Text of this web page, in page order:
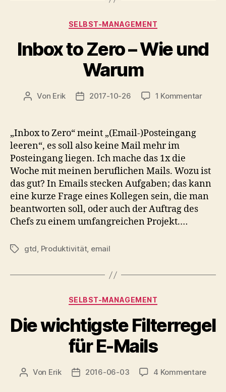
Kategorien
SELBST-MANAGEMENT
Inbox to Zero – Wie und
Warum
Beitragsautor
Von Erik Veröffentlichungsdatum
2017-10-26 1 Kommentarzu
„Inbox to Zero“ meint „(Email-)Posteingang
leeren“, es soll also keine Mail mehr im
Posteingang liegen. Ich mache das 1x die
Woche mit meinen beruflichen Mails. Wozu ist
das gut? In Emails stecken Aufgaben; das kann
eine kurze Frage eines Kollegen sein, die man
beantworten soll, oder auch der Auftrag des
Chefs zu einem umfangreichen Projekt.…
Schlagwörter
gtd, Produktivität, email
Kategorien
SELBST-MANAGEMENT
Die wichtigste Filterregel
für E-Mails
Beitragsautor
Von Erik Veröffentlichungsdatum
2016-06-03 4 Kommentarezu